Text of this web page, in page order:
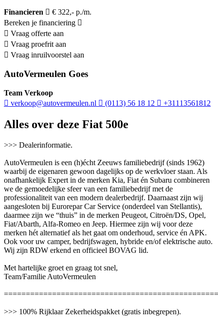
Financieren
€ 322,- p./m.
Bereken je financiering
Vraag offerte aan
Vraag proefrit aan
Vraag inruilvoorstel aan
AutoVermeulen Goes
Team Verkoop
verkoop@autovermeulen.nl
(0113) 56 18 12 +31113561812
Alles over deze Fiat 500e
>>> Dealerinformatie.
AutoVermeulen is een (h)écht Zeeuws familiebedrijf (sinds 1962)
waarbij de eigenaren gewoon dagelijks op de werkvloer staan. Als
onafhankelijk Expert in de merken Kia, Fiat én Subaru combineren
we de gemoedelijke sfeer van een familiebedrijf met de
professionaliteit van een modern dealerbedrijf. Daarnaast zijn wij
aangesloten bij Eurorepar Car Service (onderdeel van Stellantis),
daarmee zijn we “thuis” in de merken Peugeot, Citroën/DS, Opel,
Fiat/Abarth, Alfa-Romeo en Jeep. Hiermee zijn wij voor deze
merken hét alternatief als het gaat om onderhoud, service én APK.
Ook voor uw camper, bedrijfswagen, hybride en/of elektrische auto.
Wij zijn RDW erkend en officieel BOVAG lid.
Met hartelijke groet en graag tot snel,
Team/Familie AutoVermeulen
>>> 100% Rijklaar Zekerheidspakket (gratis inbegrepen).